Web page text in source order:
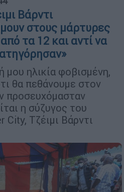
Βάρντι
στους μάρτυρες
τα 12 και αντί να
μου ηλικία φοβισμένη,
θα πεθάνουμε στον
προσευχόμασταν
η σύζυγος του
Τζέιμι Βάρντι